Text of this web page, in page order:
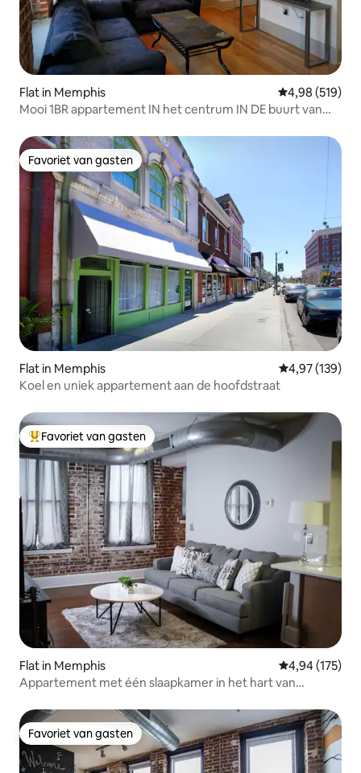
Flat in Memphis Gemiddelde
4,98 (519)
Mooi 1BR appartement IN het centrum IN DE buurt van
Favoriet van gasten
Favoriet van gasten
Flat in Memphis Gemiddelde
4,97 (139)
Koel en uniek appartement aan de hoofdstraat
Topfavoriet van gasten
Favoriet van gasten
Flat in Memphis Gemiddelde
4,94 (175)
Appartement met één slaapkamer in het hart van
Favoriet van gasten
Favoriet van gasten